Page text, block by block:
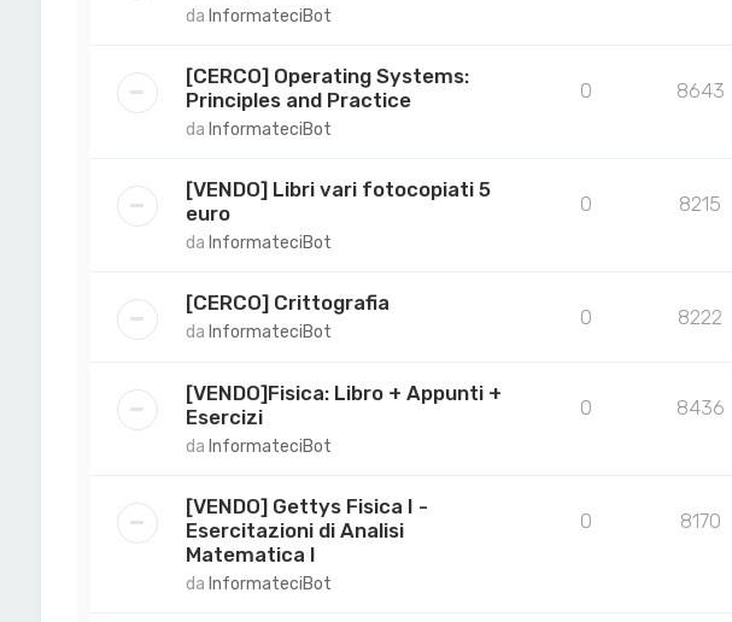
da InformateciBot
[CERCO] Operating Systems:
Principles and Practice
da InformateciBot
0 8643
[VENDO] Libri vari fotocopiati 5
euro
da InformateciBot
0 8215
[CERCO] Crittografia
da InformateciBot
0 8222
[VENDO]Fisica: Libro + Appunti +
Esercizi
da InformateciBot
0 8436
[VENDO] Gettys Fisica I -
Esercitazioni di Analisi
Matematica I
da InformateciBot
0 8170